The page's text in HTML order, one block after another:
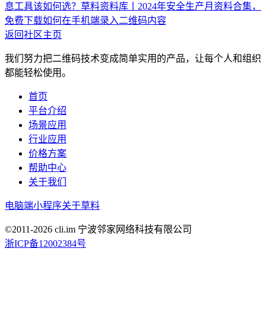
息工具该如何选？ 草料资料库丨2024年安全生产月资料合集，
免费下载如何在手机端录入二维码内容
返回社区主页
我们努力把二维码技术变成简单实用的产品，让每个人和组织
都能轻松使用。
首页
平台介绍
场景应用
行业应用
价格方案
帮助中心
关于我们
电脑端小程序关于草料
©2011-2026 cli.im 宁波邻家网络科技有限公司
浙ICP备12002384号